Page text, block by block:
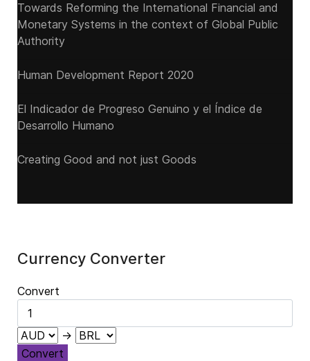
Towards Reforming the International Financial and
Monetary Systems in the context of Global Public
Authority
Human Development Report 2020
El Indicador de Progreso Genuino y el Índice de
Desarrollo Humano
Creating Good and not just Goods
Currency Converter
Convert
→
Convert